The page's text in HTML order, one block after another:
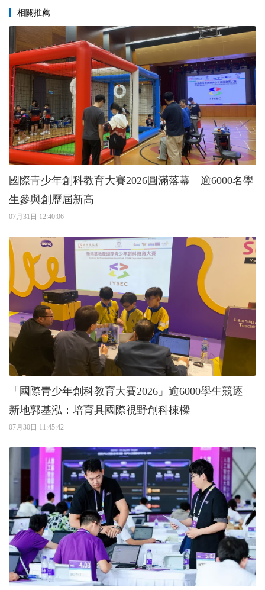
相關推薦
國際青少年創科教育大賽2026圓滿落幕 逾6000名學
生參與創歷屆新高
07月31日 12:40:06
「國際青少年創科教育大賽2026」逾6000學生競逐
新地郭基泓：培育具國際視野創科棟樑
07月30日 11:45:42